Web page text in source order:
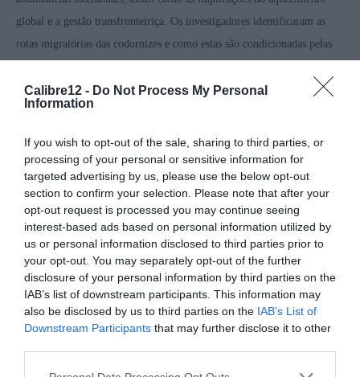
Calibre12 - Do Not Process My Personal
Information
If you wish to opt-out of the sale, sharing to third parties, or
processing of your personal or sensitive information for
targeted advertising by us, please use the below opt-out
section to confirm your selection. Please note that after your
opt-out request is processed you may continue seeing
interest-based ads based on personal information utilized by
us or personal information disclosed to third parties prior to
your opt-out. You may separately opt-out of the further
disclosure of your personal information by third parties on the
IAB’s list of downstream participants. This information may
also be disclosed by us to third parties on the IAB’s List of
Downstream Participants that may further disclose it to other
global e a gestão transfronteiriça. Os investigadores identificaram as
rotas migratórias das codornizes e como estas são condicionadas pelas
consequências na perda das rotas migratórias. Este problema não é fácil
de reverter e atualmente representa a maior ameaça para a
em termos de qualidade de vida, saúde pública, serviços ecossistémicos
e de perda de biodiversidade. Devido aos espaços urbanos
representarem ameaças potenciais à migração da vida silvestre e
também ao aumento da probabilidade de fatores patogénicos,
necessitamos de decisões políticas e de gestão que harmonizem
adequadamente o desenvolvimento e a conservação ecológica, tendo em
conta a vulnerabilidade da saúde e das interações dinâmicas entre a
biodiversidade e os ecossistemas, serviços e crescimento da população